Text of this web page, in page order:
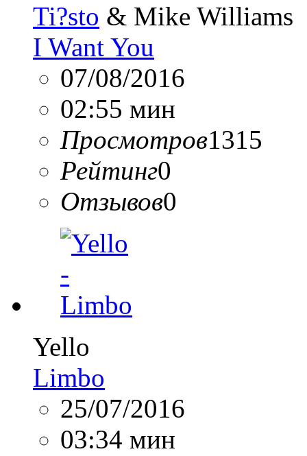
Ti?sto & Mike Williams
I Want You
07/08/2016
02:55 мин
Просмотров1315
Рейтинг0
Отзывов0
Yello
Limbo
25/07/2016
03:34 мин